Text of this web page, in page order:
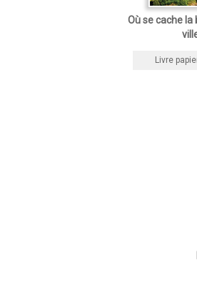
Où se cache
Livre